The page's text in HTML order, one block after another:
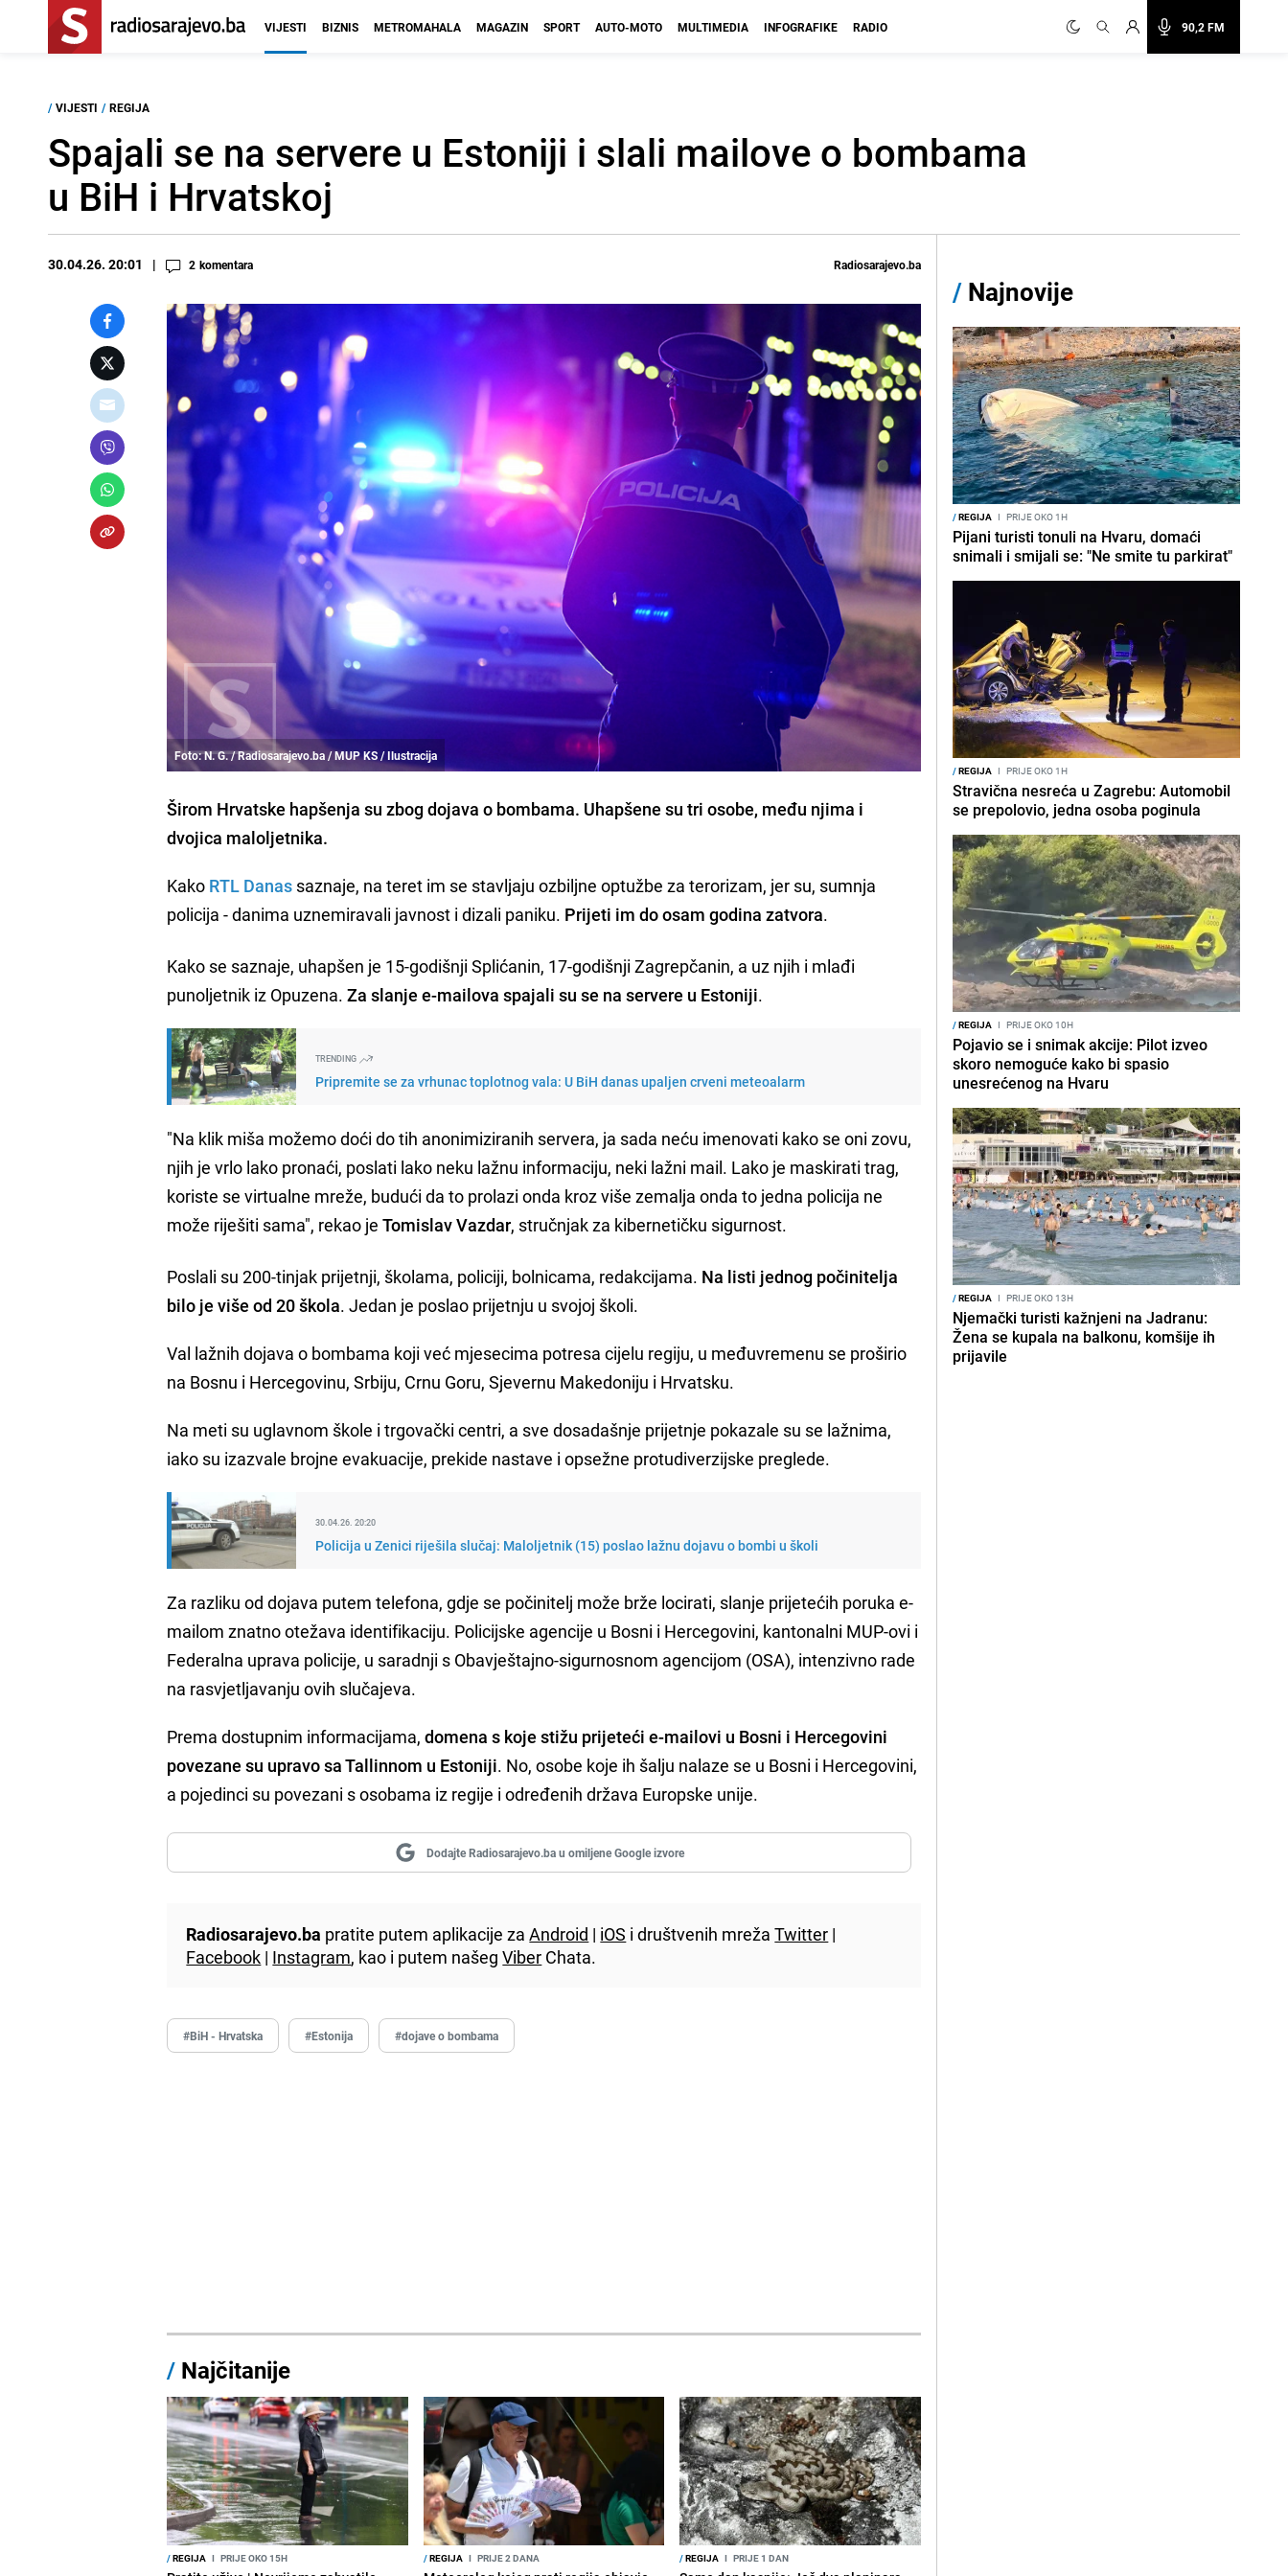
90,2 FM
VIJESTI BIZNIS METROMAHALA MAGAZIN SPORT AUTO-MOTO MULTIMEDIA INFOGRAFIKE RADIO
/ VIJESTI / REGIJA
Spajali se na servere u Estoniji i slali mailove o bombama
u BiH i Hrvatskoj
30.04.26. 20:01 2 komentara Radiosarajevo.ba
Foto: N. G. / Radiosarajevo.ba / MUP KS / Ilustracija
Širom Hrvatske hapšenja su zbog dojava o bombama. Uhapšene su tri osobe, među njima i
dvojica maloljetnika.
Kako RTL Danas saznaje, na teret im se stavljaju ozbiljne optužbe za terorizam, jer su, sumnja
policija - danima uznemiravali javnost i dizali paniku. Prijeti im do osam godina zatvora.
Kako se saznaje, uhapšen je 15-godišnji Splićanin, 17-godišnji Zagrepčanin, a uz njih i mlađi
punoljetnik iz Opuzena.Za slanje e-mailova spajali su se na servere u Estoniji.
TRENDING
Pripremite se za vrhunac toplotnog vala: U BiH danas upaljen crveni meteoalarm
"Na klik miša možemo doći do tih anonimiziranih servera, ja sada neću imenovati kako se oni zovu,
njih je vrlo lako pronaći, poslati lako neku lažnu informaciju, neki lažni mail. Lako je maskirati trag,
koriste se virtualne mreže, budući da to prolazi onda kroz više zemalja onda to jedna policija ne
može riješiti sama", rekao jeTomislav Vazdar, stručnjak za kibernetičku sigurnost.
Poslali su 200-tinjak prijetnji, školama, policiji, bolnicama, redakcijama. Na listi jednog počinitelja
bilo je više od 20 škola. Jedan je poslao prijetnju u svojoj školi.
Val lažnih dojava o bombama koji već mjesecima potresa cijelu regiju, u međuvremenu se proširio
na Bosnu i Hercegovinu, Srbiju, Crnu Goru, Sjevernu Makedoniju i Hrvatsku.
Na meti su uglavnom škole i trgovački centri, a sve dosadašnje prijetnje pokazale su se lažnima,
iako su izazvale brojne evakuacije, prekide nastave i opsežne protudiverzijske preglede.
30.04.26. 20:20
Policija u Zenici riješila slučaj: Maloljetnik (15) poslao lažnu dojavu o bombi u školi
Za razliku od dojava putem telefona, gdje se počinitelj može brže locirati, slanje prijetećih poruka e-
mailom znatno otežava identifikaciju. Policijske agencije u Bosni i Hercegovini, kantonalni MUP-ovi i
Federalna uprava policije, u saradnji s Obavještajno-sigurnosnom agencijom (OSA), intenzivno rade
na rasvjetljavanju ovih slučajeva.
Prema dostupnim informacijama,domena s koje stižu prijeteći e-mailovi u Bosni i Hercegovini
povezane su upravo sa Tallinnom u Estoniji. No, osobe koje ih šalju nalaze se u Bosni i Hercegovini,
a pojedinci su povezani s osobama iz regije i određenih država Europske unije.
Dodajte Radiosarajevo.ba u omiljene Google izvore
Radiosarajevo.ba pratite putem aplikacije zaAndroid | iOS i društvenih mrežaTwitter |
Facebook | Instagram, kao i putem našegViber Chata.
#BiH - Hrvatska #Estonija #dojave o bombama
/ Najčitanije
/REGIJA I PRIJE OKO 15H /REGIJA I PRIJE 2 DANA /REGIJA I PRIJE 1 DAN
/ Najnovije
/REGIJA I PRIJE OKO 1H
Pijani turisti tonuli na Hvaru, domaći
snimali i smijali se: "Ne smite tu parkirat"
/REGIJA I PRIJE OKO 1H
Stravična nesreća u Zagrebu: Automobil
se prepolovio, jedna osoba poginula
/REGIJA I PRIJE OKO 10H
Pojavio se i snimak akcije: Pilot izveo
skoro nemoguće kako bi spasio
unesrećenog na Hvaru
/REGIJA I PRIJE OKO 13H
Njemački turisti kažnjeni na Jadranu:
Žena se kupala na balkonu, komšije ih
prijavile